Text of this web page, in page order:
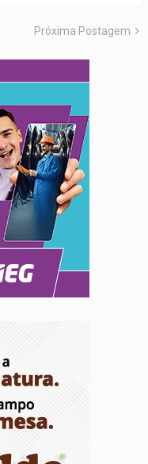
Próxima Postagem